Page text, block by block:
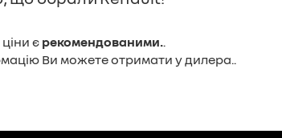
єрекомендованими..
Ви можете отримати у дилера..